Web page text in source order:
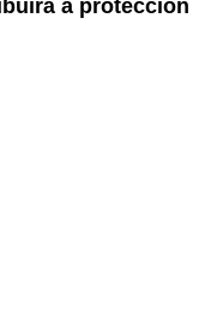
a protección